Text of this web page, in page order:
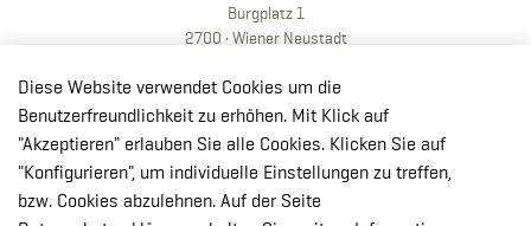
Burgplatz 1
2700 · Wiener Neustadt
T:+43 50201 20 28901
E:redaktion.milak @bmlv.gv.at
In OpenStreetMap öffnen
↳ Route mit GoogleMaps planen
Diese Website verwendet Cookies um die
Benutzerfreundlichkeit zu erhöhen. Mit Klick auf
"Akzeptieren" erlauben Sie alle Cookies. Klicken Sie auf
"Konfigurieren", um individuelle Einstellungen zu treffen,
bzw. Cookies abzulehnen. Auf der Seite